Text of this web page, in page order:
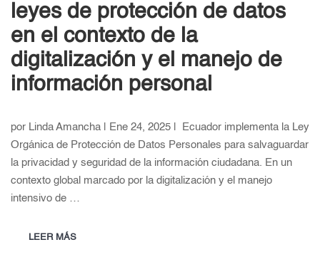
leyes de protección de datos
en el contexto de la
digitalización y el manejo de
información personal
por Linda Amancha | Ene 24, 2025 | Ecuador implementa la Ley
Orgánica de Protección de Datos Personales para salvaguardar
la privacidad y seguridad de la información ciudadana. En un
contexto global marcado por la digitalización y el manejo
intensivo de …
LEER MÁS